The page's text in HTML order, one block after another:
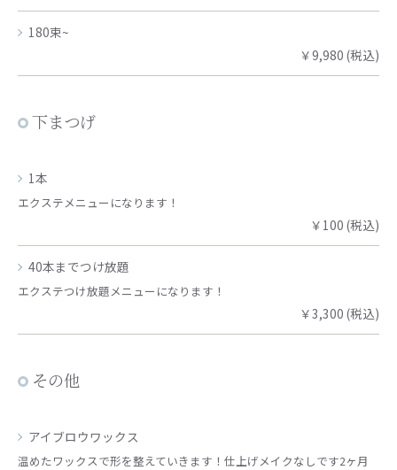
180束~
￥9,980 (税込)
下まつげ
1本
エクステメニューになります！
￥100 (税込)
40本までつけ放題
エクステつけ放題メニューになります！
￥3,300 (税込)
その他
アイブロウワックス
温めたワックスで形を整えていきます！仕上げメイクなしです2ヶ月